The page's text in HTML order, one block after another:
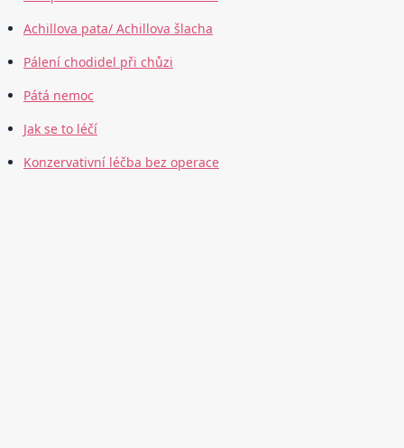
Achillova pata/ Achillova šlacha
Pálení chodidel při chůzi
Pátá nemoc
Jak se to léčí
Konzervativní léčba bez operace